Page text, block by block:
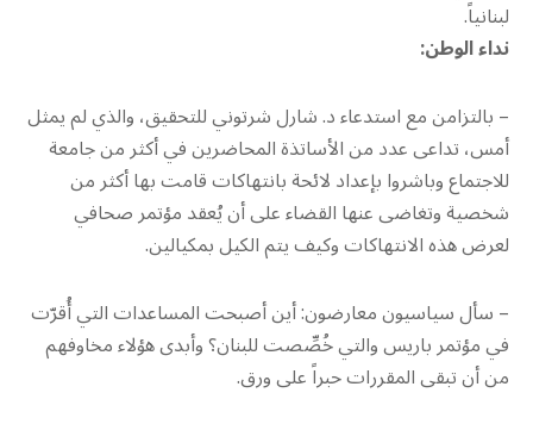
لبنانياً.
نداء الوطن:
– بالتزامن مع استدعاء د. شارل شرتوني للتحقيق، والذي لم يمثل
أمس، تداعى عدد من الأساتذة المحاضرين في أكثر من جامعة
للاجتماع وباشروا بإعداد لائحة بانتهاكات قامت بها أكثر من
شخصية وتغاضى عنها القضاء على أن يُعقد مؤتمر صحافي
لعرض هذه الانتهاكات وكيف يتم الكيل بمكيالين.
– سأل سياسيون معارضون: أين أصبحت المساعدات التي أُقرّت
في مؤتمر باريس والتي خُصِّصت للبنان؟ وأبدى هؤلاء مخاوفهم
من أن تبقى المقررات حبراً على ورق.